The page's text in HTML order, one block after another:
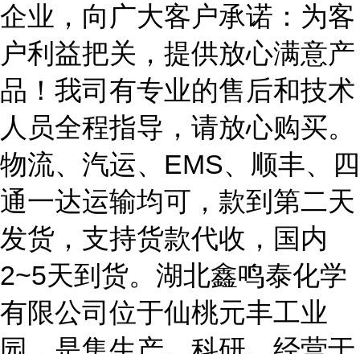
企业，向广大客户承诺：为客
户利益把关，提供放心满意产
品！我司有专业的售后和技术
人员全程指导，请放心购买。
物流、汽运、EMS、顺丰、四
通一达运输均可，款到第二天
发货，支持货款代收，国内
2~5天到货。湖北鑫鸣泰化学
有限公司位于仙桃元丰工业